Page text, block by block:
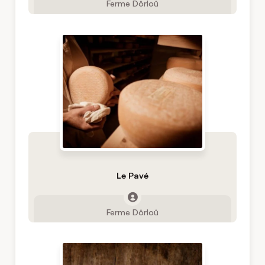
Ferme Dôrloû
Le Pavé
Ferme Dôrloû